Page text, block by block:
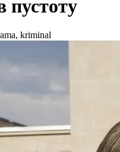
пустоту
kriminal